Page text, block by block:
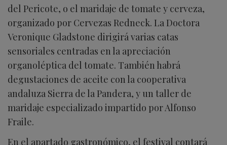
del Pericote, o el maridaje de tomate y cerveza,
organizado por Cervezas Redneck. La Doctora
Veronique Gladstone dirigirá varias catas
sensoriales centradas en la apreciación
organoléptica del tomate. También habrá
degustaciones de aceite con la cooperativa
andaluza Sierra de la Pandera, y un taller de
maridaje especializado impartido por Alfonso
Fraile.
En el apartado gastronómico, el festival contará